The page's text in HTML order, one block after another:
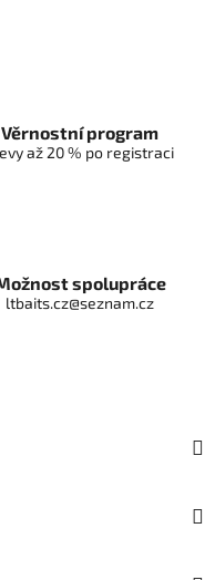
Věrnostní program
až 20 % po registraci
spolupráce
ltbaits.cz@seznam.cz